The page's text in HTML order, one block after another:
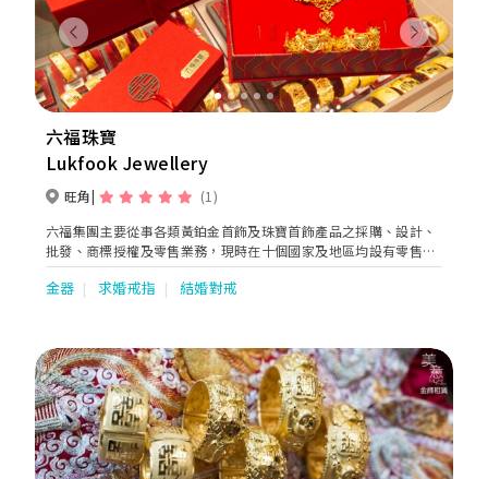
Previous Next
六福珠寶
Lukfook Jewellery
旺角
(1)
六福集團主要從事各類黃鉑金首飾及珠寶首飾產品之採購、設計、
批發、商標授權及零售業務，現時在十個國家及地區均設有零售
點。集團將繼續於國際市場物色新商機，以配合「香港名牌 ‧ 國
際演繹」之企業發展。
金器 求婚戒指 結婚對戒